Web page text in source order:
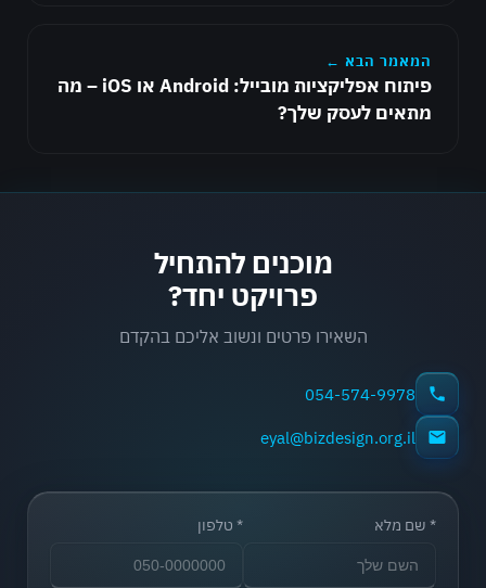
המאמר הבא ←
פיתוח אפליקציות מובייל: Android או iOS – מה
מתאים לעסק שלך?
מוכנים להתחיל
פרויקט יחד?
השאירו פרטים ונשוב אליכם בהקדם
054-574-9978
eyal@bizdesign.org.il
שם מלא * טלפון *